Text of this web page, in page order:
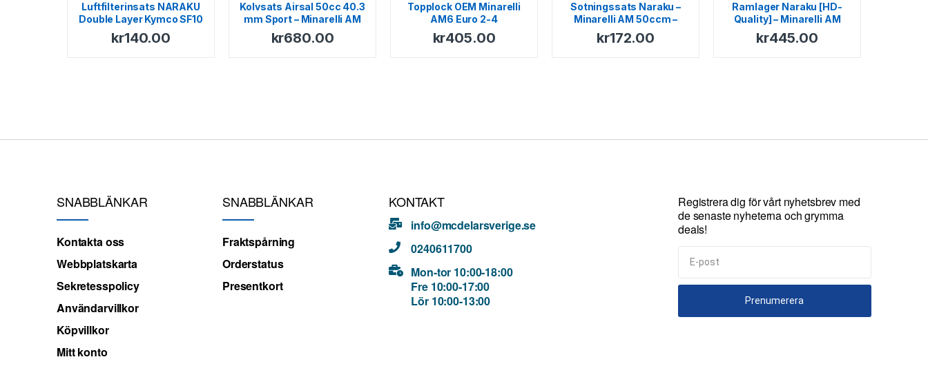
Luftfilterinsats NARAKU
Double Layer Kymco SF10
kr140.00
Kolvsats Airsal 50cc 40.3
mm Sport – Minarelli AM
kr680.00
Topplock OEM Minarelli
AM6 Euro 2-4
kr405.00
Sotningssats Naraku –
Minarelli AM 50ccm –
Generic – KSR-Moto –
Keeway – Motobi – Ride –
kr172.00
Ramlager Naraku [HD-
Quality] – Minarelli AM
kr445.00
SNABBLÄNKAR
Kontakta oss
Webbplatskarta
Sekretesspolicy
Användarvillkor
Köpvillkor
Mitt konto
SNABBLÄNKAR
Fraktspårning
Orderstatus
Presentkort
KONTAKT
info@mcdelarsverige.se
0240611700
Mon-tor 10:00-18:00
Fre 10:00-17:00
Lör 10:00-13:00
Registrera dig för vårt nyhetsbrev med
de senaste nyheterna och grymma
deals!
Prenumerera